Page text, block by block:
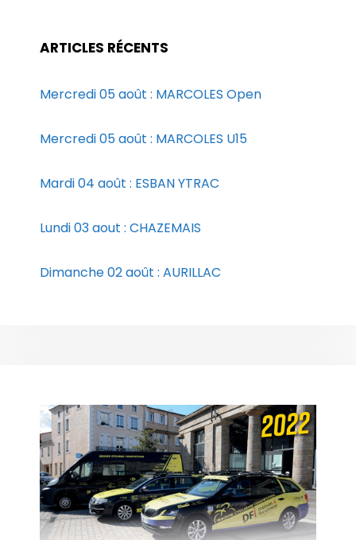
ARTICLES RÉCENTS
Mercredi 05 août : MARCOLES Open
Mercredi 05 août : MARCOLES U15
Mardi 04 août : ESBAN YTRAC
Lundi 03 aout : CHAZEMAIS
Dimanche 02 août : AURILLAC